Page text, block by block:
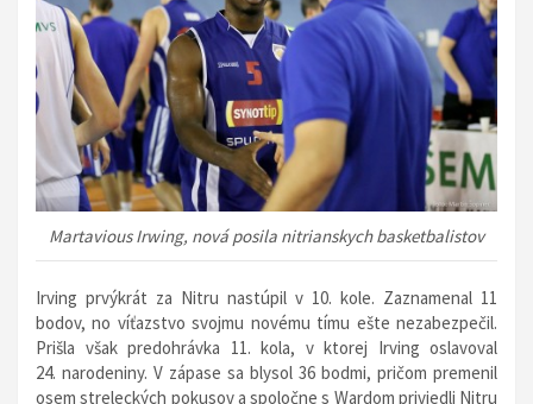
Martavious Irwing, nová posila nitrianskych basketbalistov
Irving prvýkrát za Nitru nastúpil v 10. kole. Zaznamenal 11
bodov, no víťazstvo svojmu novému tímu ešte nezabezpečil.
Prišla však predohrávka 11. kola, v ktorej Irving oslavoval
24. narodeniny. V zápase sa blysol 36 bodmi, pričom premenil
osem streleckých pokusov a spoločne s Wardom priviedli Nitru